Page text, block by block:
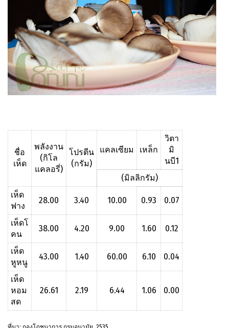
ชื่อ
เห็ด
พลังงาน
(กิโล
แคลอรี่)
โปรตีน
(กรัม)
แคลเซียม เหล็ก
วิตา
มิ
นบี1
(มิลลิกรัม)
เห็ด
ฟาง
28.00 3.40 10.00 0.93 0.07
เห็ดโ
คน
38.00 4.20 9.00 1.60 0.12
เห็ด
หูหนู
43.00 1.40 60.00 6.10 0.04
เห็ด
หอม
สด
26.61 2.19 6.44 1.06 0.00